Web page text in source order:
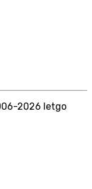
2026 letgo